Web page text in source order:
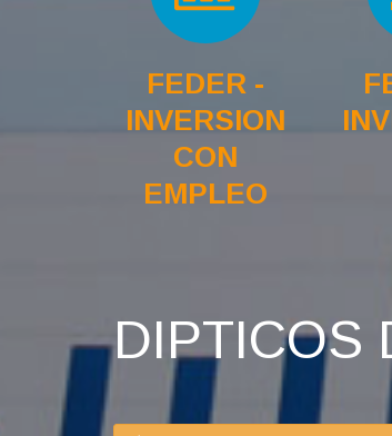
FEDER -
INVERSION
CON
EMPLEO
DIPTICOS